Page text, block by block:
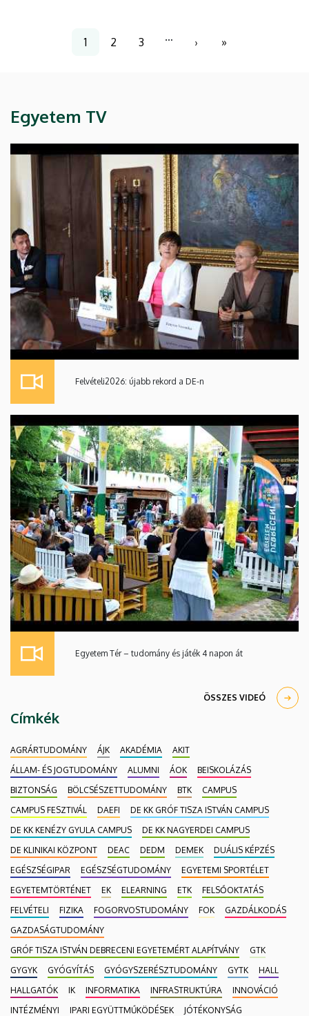
jogi szabályozásának változásairól és az
Oldalszámozás
Jelenlegi
1
Page
2
Page
3
…
Következő
›
Utolsó
»
Egyetem TV
Felvételi2026: újabb rekord a DE-n
Egyetem Tér – tudomány és játék 4 napon át
ÖSSZES VIDEÓ
Címkék
AGRÁRTUDOMÁNY ÁJK AKADÉMIA
AKIT
ÁLLAM- ÉS JOGTUDOMÁNY
ALUMNI ÁOK
BEISKOLÁZÁS
BIZTONSÁG
BÖLCSÉSZETTUDOMÁNY BTK
CAMPUS
CAMPUS FESZTIVÁL
DAEFI
DE KK GRÓF TISZA ISTVÁN CAMPUS
DE KK KENÉZY GYULA CAMPUS
DE KK NAGYERDEI CAMPUS
DE KLINIKAI KÖZPONT
DEAC DEDM DEMEK
DUÁLIS KÉPZÉS
EGÉSZSÉGIPAR
EGÉSZSÉGTUDOMÁNY
EGYETEMI SPORTÉLET
EGYETEMTÖRTÉNET
EK ELEARNING ETK
FELSŐOKTATÁS
FELVÉTELI
FIZIKA FOGORVOSTUDOMÁNY FOK
GAZDÁLKODÁS
GAZDASÁGTUDOMÁNY
GRÓF TISZA ISTVÁN DEBRECENI EGYETEMÉRT ALAPÍTVÁNY
GTK
GYGYK
GYÓGYÍTÁS GYÓGYSZERÉSZTUDOMÁNY GYTK
HALL
HALLGATÓK
IK INFORMATIKA INFRASTRUKTÚRA
INNOVÁCIÓ
INTÉZMÉNYI
IPARI EGYÜTTMŰKÖDÉSEK
JÓTÉKONYSÁG